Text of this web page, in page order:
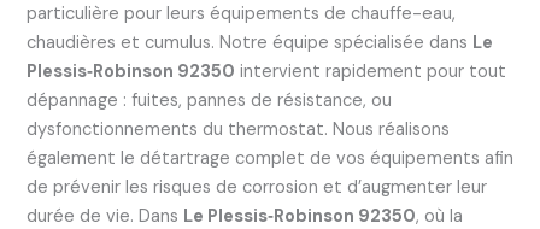
particulière pour leurs équipements de chauffe-eau,
chaudières et cumulus. Notre équipe spécialisée dans Le
Plessis‑Robinson 92350 intervient rapidement pour tout
dépannage : fuites, pannes de résistance, ou
dysfonctionnements du thermostat. Nous réalisons
également le détartrage complet de vos équipements afin
de prévenir les risques de corrosion et d’augmenter leur
durée de vie. Dans Le Plessis‑Robinson 92350, où la